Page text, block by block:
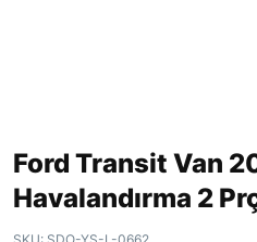
Ford Transit Van
Havalandırma 2